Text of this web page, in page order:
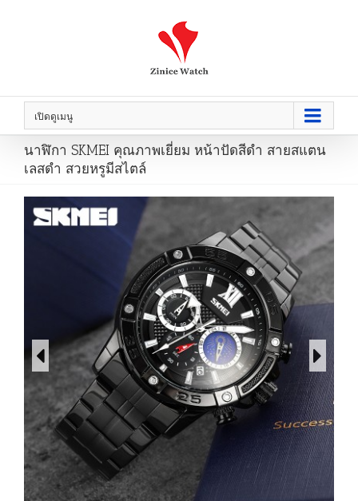
เปิดดูเมนู
นาฬิกา SKMEI คุณภาพเยี่ยม หน้าปัดสีดำ สายสแตน
เลสดำ สวยหรูมีสไตล์